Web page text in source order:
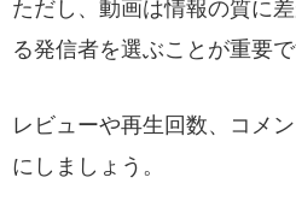
ただし、動画は情報の質に
る発信者を選ぶことが重要で
レビューや再生回数、コメ
にしましょう。